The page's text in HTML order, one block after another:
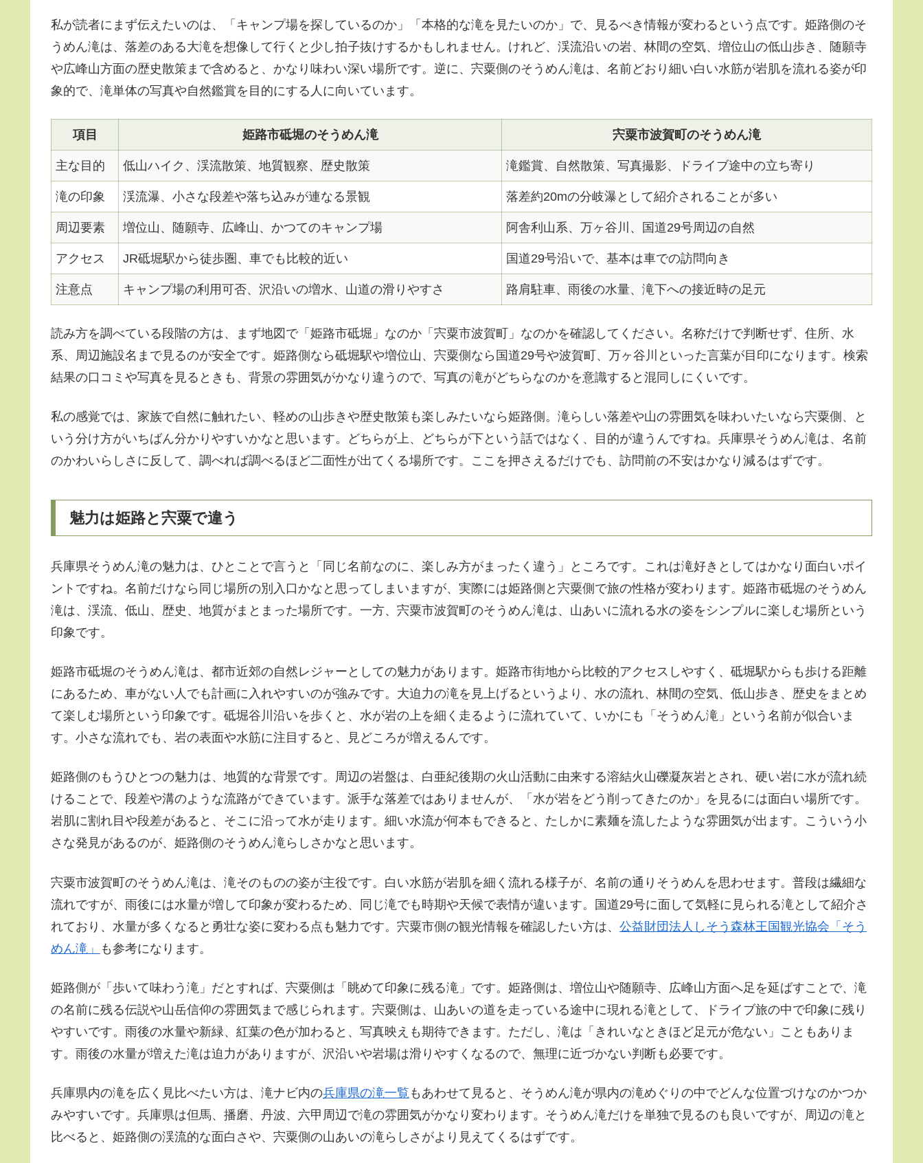
私が読者にまず伝えたいのは、 「キャンプ場を探しているのか」「本格的な滝を見たいのか」で、見るべき情報が変わる という点です。姫路側のそ
うめん滝は、落差のある大滝を想像して行くと少し拍子抜けするかもしれません。けれど、渓流沿いの岩、林間の空気、増位山の低山歩き、随願寺
や広峰山方面の歴史散策まで含めると、かなり味わい深い場所です。逆に、宍粟側のそうめん滝は、名前どおり細い白い水筋が岩肌を流れる姿が印
象的で、滝単体の写真や自然鑑賞を目的にする人に向いています。
項目 姫路市砥堀のそうめん滝 宍粟市波賀町のそうめん滝
主な目的 低山ハイク、渓流散策、地質観察、歴史散策 滝鑑賞、自然散策、写真撮影、ドライブ途中の立ち寄り
滝の印象 渓流瀑、小さな段差や落ち込みが連なる景観 落差約20mの分岐瀑として紹介されることが多い
周辺要素 増位山、随願寺、広峰山、かつてのキャンプ場 阿舎利山系、万ヶ谷川、国道29号周辺の自然
アクセス JR砥堀駅から徒歩圏、車でも比較的近い 国道29号沿いで、基本は車での訪問向き
注意点 キャンプ場の利用可否、沢沿いの増水、山道の滑りやすさ 路肩駐車、雨後の水量、滝下への接近時の足元
読み方を調べている段階の方は、まず地図で「姫路市砥堀」なのか「宍粟市波賀町」なのかを確認してください。名称だけで判断せず、住所、水
系、周辺施設名まで見るのが安全です。姫路側なら砥堀駅や増位山、宍粟側なら国道29号や波賀町、万ヶ谷川といった言葉が目印になります。検索
結果の口コミや写真を見るときも、背景の雰囲気がかなり違うので、写真の滝がどちらなのかを意識すると混同しにくいです。
私の感覚では、家族で自然に触れたい、軽めの山歩きや歴史散策も楽しみたいなら姫路側。滝らしい落差や山の雰囲気を味わいたいなら宍粟側、と
いう分け方がいちばん分かりやすいかなと思います。どちらが上、どちらが下という話ではなく、目的が違うんですね。兵庫県そうめん滝は、名前
のかわいらしさに反して、調べれば調べるほど二面性が出てくる場所です。ここを押さえるだけでも、訪問前の不安はかなり減るはずです。
魅力は姫路と宍粟で違う
兵庫県そうめん滝の魅力は、ひとことで言うと「同じ名前なのに、楽しみ方がまったく違う」ところです。これは滝好きとしてはかなり面白いポイ
ントですね。名前だけなら同じ場所の別入口かなと思ってしまいますが、実際には姫路側と宍粟側で旅の性格が変わります。姫路市砥堀のそうめん
滝は、渓流、低山、歴史、地質がまとまった場所です。一方、宍粟市波賀町のそうめん滝は、山あいに流れる水の姿をシンプルに楽しむ場所という
印象です。
姫路市砥堀のそうめん滝は、都市近郊の自然レジャーとしての魅力があります。姫路市街地から比較的アクセスしやすく、砥堀駅からも歩ける距離
にあるため、車がない人でも計画に入れやすいのが強みです。大迫力の滝を見上げるというより、 水の流れ、林間の空気、低山歩き、歴史をまとめ
て楽しむ場所という印象です。砥堀谷川沿いを歩くと、水が岩の上を細く走るように流れていて、いかにも「そうめん滝」という名前が似合いま
す。小さな流れでも、岩の表面や水筋に注目すると、見どころが増えるんです。
姫路側のもうひとつの魅力は、地質的な背景です。周辺の岩盤は、白亜紀後期の火山活動に由来する溶結火山礫凝灰岩とされ、硬い岩に水が流れ続
けることで、段差や溝のような流路ができています。派手な落差ではありませんが、「水が岩をどう削ってきたのか」を見るには面白い場所です。
岩肌に割れ目や段差があると、そこに沿って水が走ります。細い水流が何本もできると、たしかに素麺を流したような雰囲気が出ます。こういう小
さな発見があるのが、姫路側のそうめん滝らしさかなと思います。
宍粟市波賀町のそうめん滝は、滝そのものの姿が主役です。白い水筋が岩肌を細く流れる様子が、名前の通りそうめんを思わせます。普段は繊細な
流れですが、雨後には水量が増して印象が変わるため、同じ滝でも時期や天候で表情が違います。国道29号に面して気軽に見られる滝として紹介さ
れており、水量が多くなると勇壮な姿に変わる点も魅力です。宍粟市側の観光情報を確認したい方は、 公益財団法人しそう森林王国観光協会「そう
めん滝」
も参考になります。
姫路側が「歩いて味わう滝」だとすれば、宍粟側は「眺めて印象に残る滝」です。姫路側は、増位山や随願寺、広峰山方面へ足を延ばすことで、滝
の名前に残る伝説や山岳信仰の雰囲気まで感じられます。宍粟側は、山あいの道を走っている途中に現れる滝として、ドライブ旅の中で印象に残り
やすいです。雨後の水量や新緑、紅葉の色が加わると、写真映えも期待できます。ただし、滝は「きれいなときほど足元が危ない」こともありま
す。雨後の水量が増えた滝は迫力がありますが、沢沿いや岩場は滑りやすくなるので、無理に近づかない判断も必要です。
兵庫県内の滝を広く見比べたい方は、滝ナビ内の兵庫県の滝一覧 もあわせて見ると、そうめん滝が県内の滝めぐりの中でどんな位置づけなのかつか
みやすいです。兵庫県は但馬、播磨、丹波、六甲周辺で滝の雰囲気がかなり変わります。そうめん滝だけを単独で見るのも良いですが、周辺の滝と
比べると、姫路側の渓流的な面白さや、宍粟側の山あいの滝らしさがより見えてくるはずです。